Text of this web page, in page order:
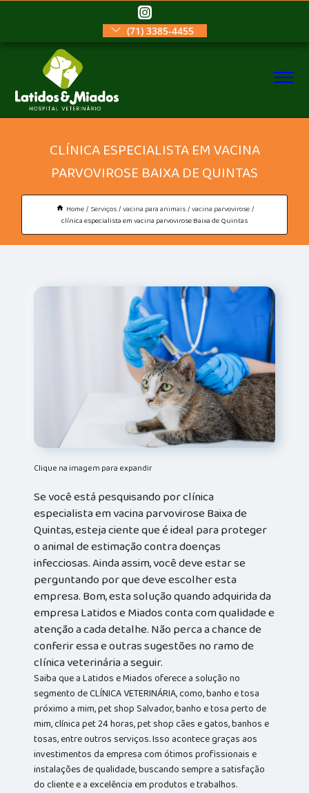
(71) 3385-4455
CLÍNICA ESPECIALISTA EM VACINA
PARVOVIROSE BAIXA DE QUINTAS
Home Serviços vacina para animais vacina parvovirose
clínica especialista em vacina parvovirose Baixa de Quintas
Clique na imagem para expandir
Se você está pesquisando por clínica
especialista em vacina parvovirose Baixa de
Quintas, esteja ciente que é ideal para proteger
o animal de estimação contra doenças
infecciosas. Ainda assim, você deve estar se
perguntando por que deve escolher esta
empresa. Bom, esta solução quando adquirida da
empresa Latidos e Miados conta com qualidade e
atenção a cada detalhe. Não perca a chance de
conferir essa e outras sugestões no ramo de
clínica veterinária a seguir.
Saiba que a Latidos e Miados oferece a solução no
segmento de CLÍNICA VETERINÁRIA, como, banho e tosa
próximo a mim, pet shop Salvador, banho e tosa perto de
mim, clínica pet 24 horas, pet shop cães e gatos, banhos e
tosas, entre outros serviços. Isso acontece graças aos
investimentos da empresa com ótimos profissionais e
instalações de qualidade, buscando sempre a satisfação
do cliente e a excelência em produtos e trabalhos.